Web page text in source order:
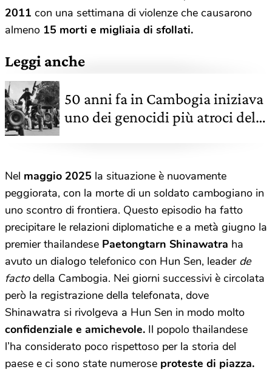
2011 con una settimana di violenze che causarono
almeno 15 morti e migliaia di sfollati.
Leggi anche
50 anni fa in Cambogia iniziava
uno dei genocidi più atroci della
Nel maggio 2025 la situazione è nuovamente
peggiorata, con la morte di un soldato cambogiano in
uno scontro di frontiera. Questo episodio ha fatto
precipitare le relazioni diplomatiche e a metà giugno la
premier thailandese Paetongtarn Shinawatra ha
avuto un dialogo telefonico con Hun Sen, leader de
factodella Cambogia. Nei giorni successivi è circolata
però la registrazione della telefonata, dove
Shinawatra si rivolgeva a Hun Sen in modo molto
confidenziale e amichevole. Il popolo thailandese
l’ha considerato poco rispettoso per la storia del
paese e ci sono state numerose proteste di piazza.